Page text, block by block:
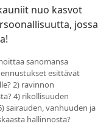
nuo kasvot
jossa
sanomansa
esittävät
2) ravinnon
4) rikollisuuden
sairauden, vanhuuden ja
hallinnosta?